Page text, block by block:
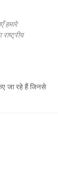
हमारे
जा रहे हैं जिनसे